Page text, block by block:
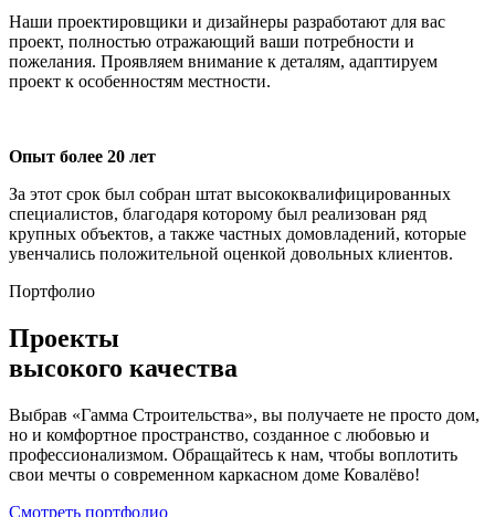
Наши проектировщики и дизайнеры разработают для вас
проект, полностью отражающий ваши потребности и
пожелания. Проявляем внимание к деталям, адаптируем
проект к особенностям местности.
Опыт более 20 лет
За этот срок был собран штат высококвалифицированных
специалистов, благодаря которому был реализован ряд
крупных объектов, а также частных домовладений, которые
увенчались положительной оценкой довольных клиентов.
Портфолио
Проекты
высокого качества
Выбрав «Гамма Строительства», вы получаете не просто дом,
но и комфортное пространство, созданное с любовью и
профессионализмом. Обращайтесь к нам, чтобы воплотить
свои мечты о современном каркасном доме Ковалёво!
Смотреть портфолио